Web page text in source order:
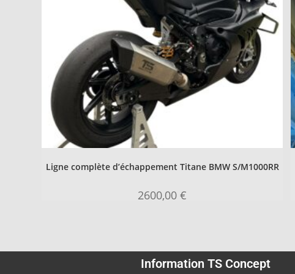
Ligne complète d’échappement Titane BMW S/M1000RR
2600,00€
Information TS Concept